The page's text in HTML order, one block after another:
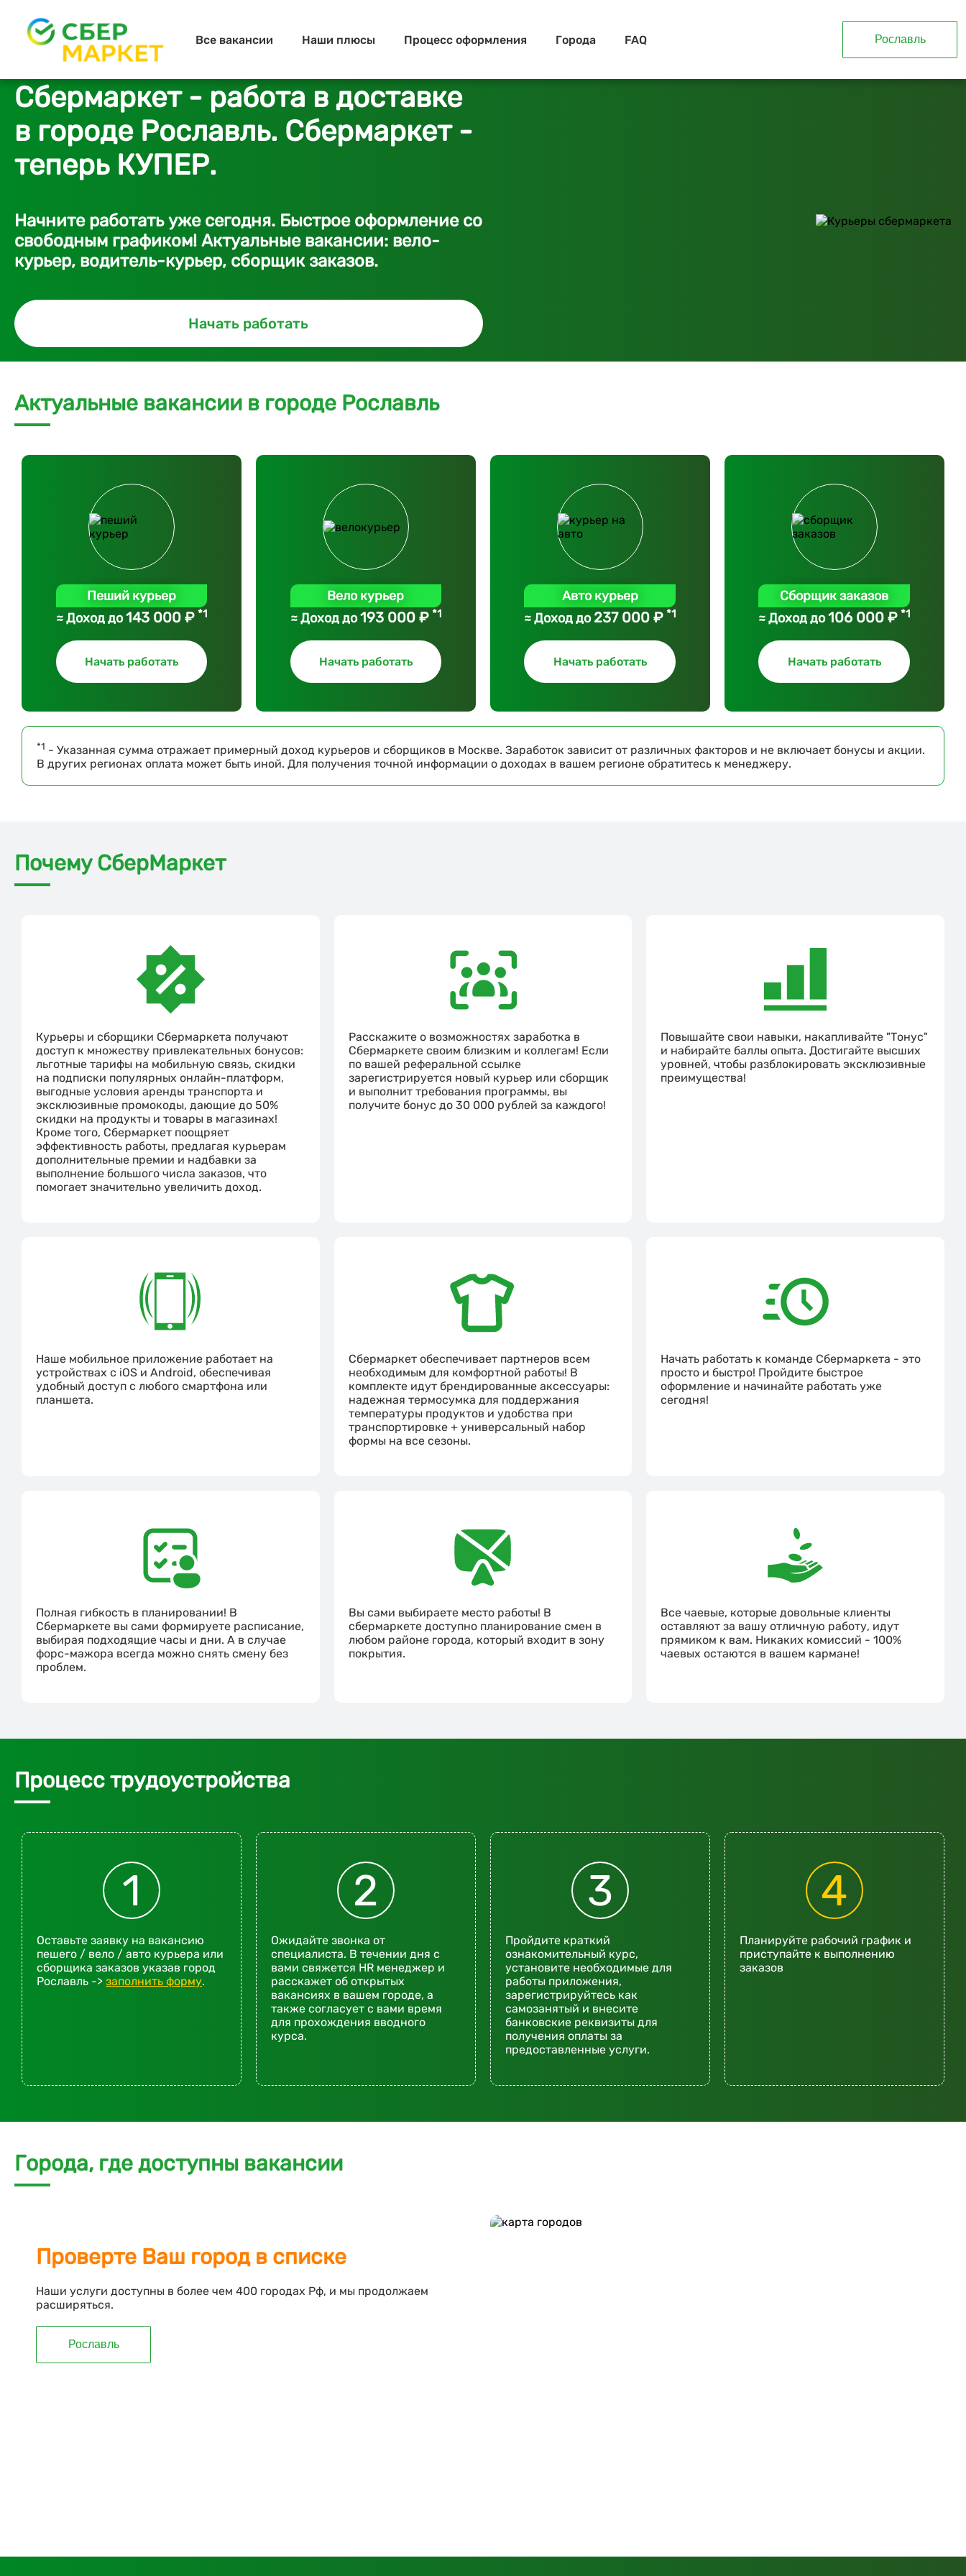
Все вакансии Наши плюсы Процесс оформления Города FAQ Рославль
Сбермаркет - работа в доставке
в городе Рославль. Сбермаркет -
теперь КУПЕР.
Начните работать уже сегодня. Быстрое оформление со
свободным графиком! Актуальные вакансии: вело-
курьер, водитель-курьер, сборщик заказов.
Начать работать
Актуальные вакансии в городе Рославль
Пеший курьер
≈ Доход до143 000 ₽ *1
Начать работать
Вело курьер
≈ Доход до193 000 ₽ *1
Начать работать
Авто курьер
≈ Доход до237 000 ₽ *1
Начать работать
Сборщик заказов
≈ Доход до106 000 ₽ *1
Начать работать
*1 - Указанная сумма отражает примерный доход курьеров и сборщиков в Москве. Заработок зависит от различных факторов и не включает бонусы и акции.
В других регионах оплата может быть иной. Для получения точной информации о доходах в вашем регионе обратитесь к менеджеру.
Почему СберМаркет
Курьеры и сборщики Сбермаркета получают
доступ к множеству привлекательных бонусов:
льготные тарифы на мобильную связь, скидки
на подписки популярных онлайн-платформ,
выгодные условия аренды транспорта и
эксклюзивные промокоды, дающие до 50%
скидки на продукты и товары в магазинах!
Кроме того, Сбермаркет поощряет
эффективность работы, предлагая курьерам
дополнительные премии и надбавки за
выполнение большого числа заказов, что
помогает значительно увеличить доход.
Расскажите о возможностях заработка в
Сбермаркете своим близким и коллегам! Если
по вашей реферальной ссылке
зарегистрируется новый курьер или сборщик
и выполнит требования программы, вы
получите бонус до 30 000 рублей за каждого!
Повышайте свои навыки, накапливайте "Тонус"
и набирайте баллы опыта. Достигайте высших
уровней, чтобы разблокировать эксклюзивные
преимущества!
Наше мобильное приложение работает на
устройствах с iOS и Android, обеспечивая
удобный доступ с любого смартфона или
планшета.
Сбермаркет обеспечивает партнеров всем
необходимым для комфортной работы! В
комплекте идут брендированные аксессуары:
надежная термосумка для поддержания
температуры продуктов и удобства при
транспортировке + универсальный набор
формы на все сезоны.
Начать работать к команде Сбермаркета - это
просто и быстро! Пройдите быстрое
оформление и начинайте работать уже
сегодня!
Полная гибкость в планировании! В
Сбермаркете вы сами формируете расписание,
выбирая подходящие часы и дни. А в случае
форс-мажора всегда можно снять смену без
проблем.
Вы сами выбираете место работы! В
сбермаркете доступно планирование смен в
любом районе города, который входит в зону
покрытия.
Все чаевые, которые довольные клиенты
оставляют за вашу отличную работу, идут
прямиком к вам. Никаких комиссий - 100%
чаевых остаются в вашем кармане!
Процесс трудоустройства
1
Оставьте заявку на вакансию
пешего / вело / авто курьера или
сборщика заказов указав город
Рославль -> заполнить форму.
2
Ожидайте звонка от
специалиста. В течении дня с
вами свяжется HR менеджер и
расскажет об открытых
вакансиях в вашем городе, а
также согласует с вами время
для прохождения вводного
курса.
3
Пройдите краткий
ознакомительный курс,
установите необходимые для
работы приложения,
зарегистрируйтесь как
самозанятый и внесите
банковские реквизиты для
получения оплаты за
предоставленные услуги.
4
Планируйте рабочий график и
приступайте к выполнению
заказов
Города, где доступны вакансии
Проверте Ваш город в списке
Наши услуги доступны в более чем 400 городах Рф, и мы продолжаем
расширяться.
Рославль